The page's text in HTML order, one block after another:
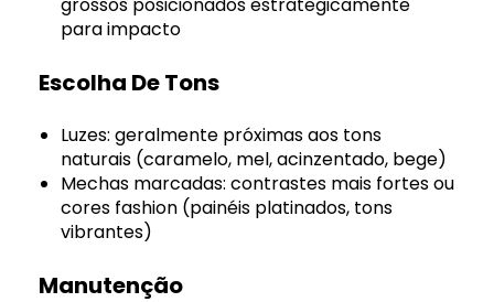
para impacto
Escolha De Tons
Luzes: geralmente próximas aos tons
naturais (caramelo, mel, acinzentado, bege)
Mechas marcadas: contrastes mais fortes ou
cores fashion (painéis platinados, tons
vibrantes)
Manutenção